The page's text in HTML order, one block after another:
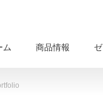
ム 商品情報